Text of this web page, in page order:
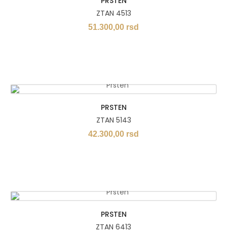
ZTAN 4513
51.300,00 rsd
PRSTEN
ZTAN 5143
42.300,00 rsd
PRSTEN
ZTAN 6413